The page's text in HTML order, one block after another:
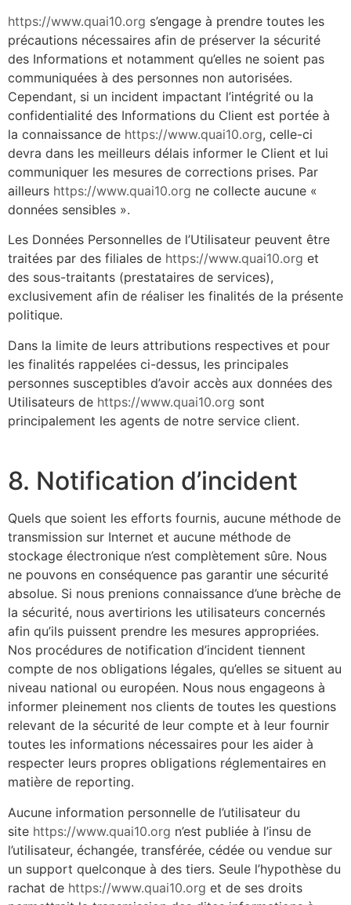
https://www.quai10.org s’engage à prendre toutes les
précautions nécessaires afin de préserver la sécurité
des Informations et notamment qu’elles ne soient pas
communiquées à des personnes non autorisées.
Cependant, si un incident impactant l’intégrité ou la
confidentialité des Informations du Client est portée à
la connaissance de https://www.quai10.org, celle-ci
devra dans les meilleurs délais informer le Client et lui
communiquer les mesures de corrections prises. Par
ailleurs https://www.quai10.org ne collecte aucune «
données sensibles ».
Les Données Personnelles de l’Utilisateur peuvent être
traitées par des filiales de https://www.quai10.org et
des sous-traitants (prestataires de services),
exclusivement afin de réaliser les finalités de la présente
politique.
Dans la limite de leurs attributions respectives et pour
les finalités rappelées ci-dessus, les principales
personnes susceptibles d’avoir accès aux données des
Utilisateurs de https://www.quai10.org sont
principalement les agents de notre service client.
8. Notification d’incident
Quels que soient les efforts fournis, aucune méthode de
transmission sur Internet et aucune méthode de
stockage électronique n’est complètement sûre. Nous
ne pouvons en conséquence pas garantir une sécurité
absolue. Si nous prenions connaissance d’une brèche de
la sécurité, nous avertirions les utilisateurs concernés
afin qu’ils puissent prendre les mesures appropriées.
Nos procédures de notification d’incident tiennent
compte de nos obligations légales, qu’elles se situent au
niveau national ou européen. Nous nous engageons à
informer pleinement nos clients de toutes les questions
relevant de la sécurité de leur compte et à leur fournir
toutes les informations nécessaires pour les aider à
respecter leurs propres obligations réglementaires en
matière de reporting.
Aucune information personnelle de l’utilisateur du
site https://www.quai10.org n’est publiée à l’insu de
l’utilisateur, échangée, transférée, cédée ou vendue sur
un support quelconque à des tiers. Seule l’hypothèse du
rachat de https://www.quai10.org et de ses droits